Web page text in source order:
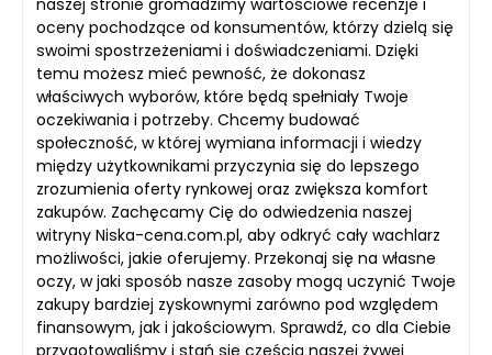
oceny pochodzące od konsumentów, którzy dzielą się
swoimi spostrzeżeniami i doświadczeniami. Dzięki
temu możesz mieć pewność, że dokonasz
właściwych wyborów, które będą spełniały Twoje
oczekiwania i potrzeby. Chcemy budować
społeczność, w której wymiana informacji i wiedzy
między użytkownikami przyczynia się do lepszego
zrozumienia oferty rynkowej oraz zwiększa komfort
zakupów. Zachęcamy Cię do odwiedzenia naszej
witryny Niska-cena.com.pl, aby odkryć cały wachlarz
możliwości, jakie oferujemy. Przekonaj się na własne
oczy, w jaki sposób nasze zasoby mogą uczynić Twoje
zakupy bardziej zyskownymi zarówno pod względem
finansowym, jak i jakościowym. Sprawdź, co dla Ciebie
przygotowaliśmy i stań się częścią naszej żywej